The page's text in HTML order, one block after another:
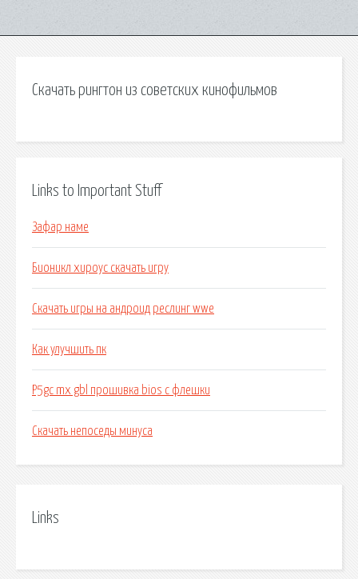
Скачать рингтон из советских кинофильмов
Links to Important Stuff
Зафар наме
Бионикл хироус скачать игру
Скачать игры на андроид реслинг wwe
Как улучшить пк
P5gc mx gbl прошивка bios с флешки
Скачать непоседы минуса
Links